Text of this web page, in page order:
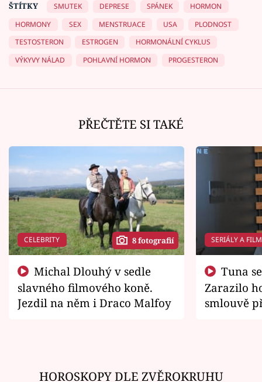
ŠTÍTKY
SMUTEK DEPRESE SPÁNEK
HORMON
HORMONY
SEX MENSTRUACE USA
PLODNOST
TESTOSTERON
ESTROGEN
HORMONÁLNÍ CYKLUS
VÝKYVY NÁLAD
POHLAVNÍ HORMON PROGESTERON
PŘEČTĚTE SI TAKÉ
CELEBRITY 8 fotografií
slavného filmového koně.
Jezdil na něm i Draco Malfoy
SERIÁLY A
Zarazilo
smlouvě
HOROSKOPY DLE ZVĚROKRUHU